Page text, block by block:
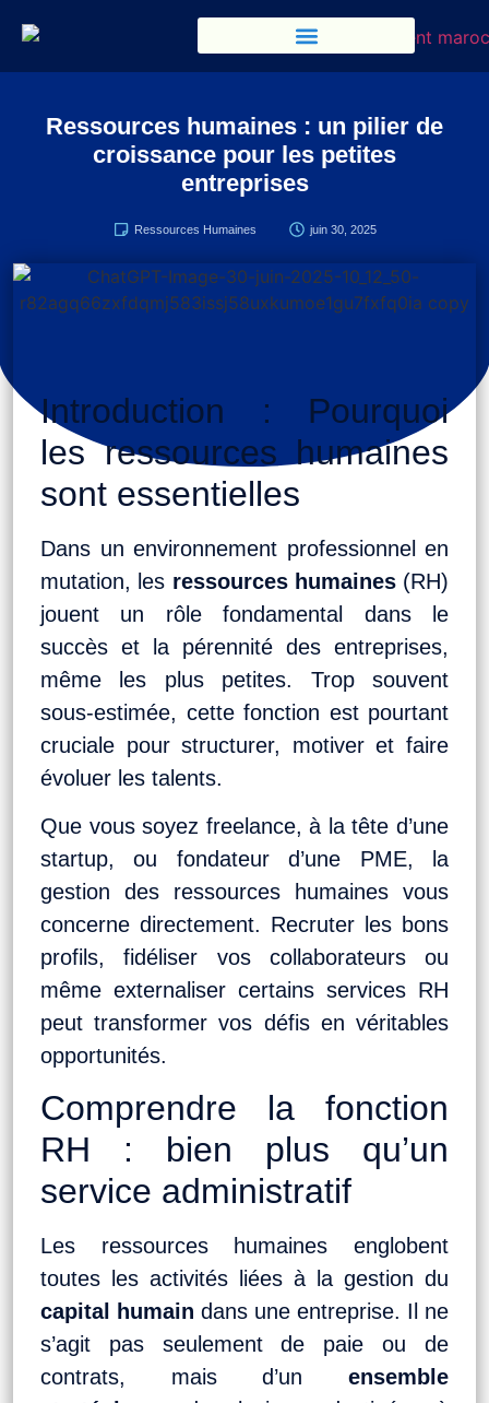
Ressources humaines : un pilier de
croissance pour les petites
entreprises
Ressources Humaines juin 30, 2025
Introduction : Pourquoi
les ressources humaines
sont essentielles
Dans un environnement professionnel en
mutation, les ressources humaines(RH)
jouent un rôle fondamental dans le
succès et la pérennité des entreprises,
même les plus petites. Trop souvent
sous-estimée, cette fonction est pourtant
cruciale pour structurer, motiver et faire
évoluer les talents.
Que vous soyez freelance, à la tête d’une
startup, ou fondateur d’une PME, la
gestion des ressources humaines vous
concerne directement. Recruter les bons
profils, fidéliser vos collaborateurs ou
même externaliser certains services RH
peut transformer vos défis en véritables
opportunités.
Comprendre la fonction
RH : bien plus qu’un
service administratif
Les ressources humaines englobent
toutes les activités liées à la gestion du
capital humain dans une entreprise. Il ne
s’agit pas seulement de paie ou de
contrats, mais d’un ensemble